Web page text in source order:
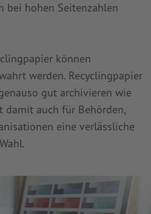
bei hohen Seitenzahlen
können
werden. Recyclingpapier
gut archivieren wie
damit auch für Behörden,
eine verlässliche